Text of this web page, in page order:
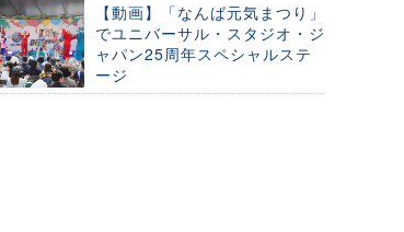
【動画】「なんば元気まつり」
でユニバーサル・スタジオ・ジ
ャパン25周年スペシャルステ
ージ